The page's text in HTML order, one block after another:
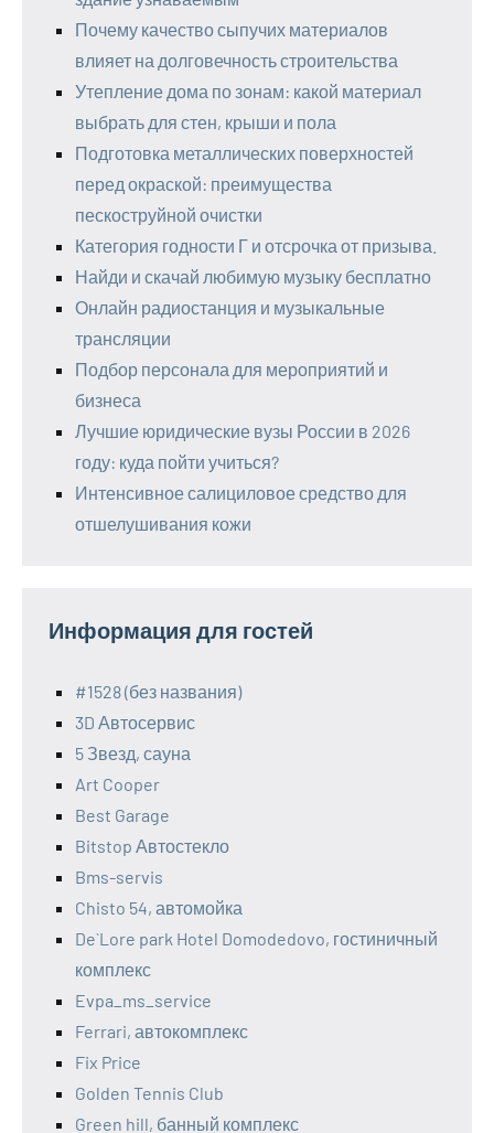
Почему качество сыпучих материалов
влияет на долговечность строительства
Утепление дома по зонам: какой материал
выбрать для стен, крыши и пола
Подготовка металлических поверхностей
перед окраской: преимущества
пескоструйной очистки
Категория годности Г и отсрочка от призыва.
Найди и скачай любимую музыку бесплатно
Онлайн радиостанция и музыкальные
трансляции
Подбор персонала для мероприятий и
бизнеса
Лучшие юридические вузы России в 2026
году: куда пойти учиться?
Интенсивное салициловое средство для
отшелушивания кожи
Информация для гостей
#1528 (без названия)
3D Автосервис
5 Звезд, сауна
Art Cooper
Best Garage
Bitstop Автостекло
Bms-servis
Chisto 54, автомойка
De`Lore park Hotel Domodedovo, гостиничный
комплекс
Evpa_ms_service
Ferrari, автокомплекс
Fix Price
Golden Tennis Club
Green hill, банный комплекс